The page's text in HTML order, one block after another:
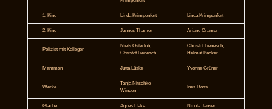
1. Kind Linda Krimpenfort Linda Krimpenfort
2. Kind Jannes Thamer Ariane Cramer
Polizist mit Kollegen
Niels Osterloh,
Christof Lienesch
Christof Lienesch,
Helmut Backer
Mammon Jutta Lüske Yvonne Grüner
Werke
Tanja Nitschke-
Wingen
Ines Ross
Glaube Agnes Hake Nicola Jansen